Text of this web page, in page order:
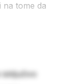
na tome da